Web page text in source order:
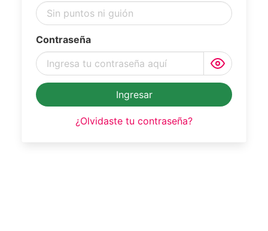
Contraseña
Ingresar
¿Olvidaste tu contraseña?